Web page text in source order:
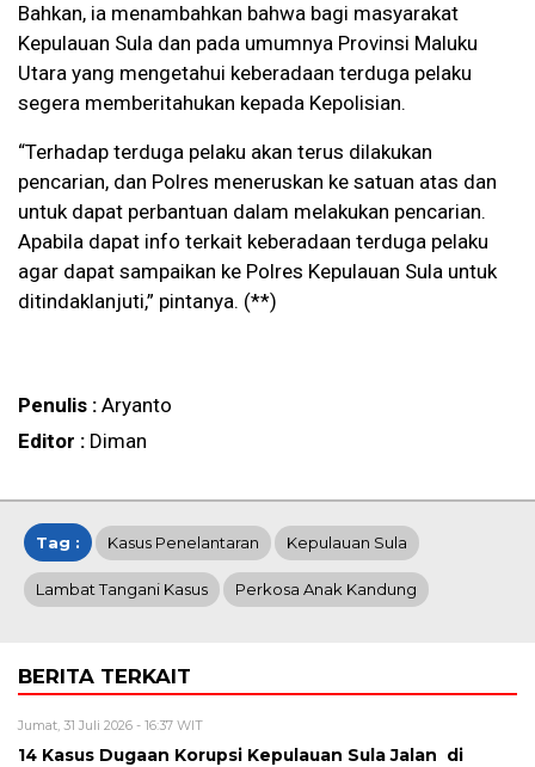
Bahkan, ia menambahkan bahwa bagi masyarakat
Kepulauan Sula dan pada umumnya Provinsi Maluku
Utara yang mengetahui keberadaan terduga pelaku
segera memberitahukan kepada Kepolisian.
“Terhadap terduga pelaku akan terus dilakukan
pencarian, dan Polres meneruskan ke satuan atas dan
untuk dapat perbantuan dalam melakukan pencarian.
Apabila dapat info terkait keberadaan terduga pelaku
agar dapat sampaikan ke Polres Kepulauan Sula untuk
ditindaklanjuti,” pintanya. (**)
Penulis : Aryanto
Editor : Diman
Tag : Kasus Penelantaran Kepulauan Sula
Lambat Tangani Kasus Perkosa Anak Kandung
BERITA TERKAIT
Jumat, 31 Juli 2026 - 16:37 WIT
14 Kasus Dugaan Korupsi Kepulauan Sula Jalan di